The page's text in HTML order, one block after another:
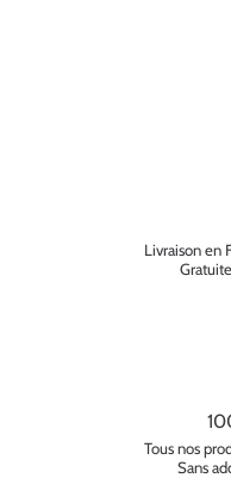
Livraison en
Tous nos
Sans